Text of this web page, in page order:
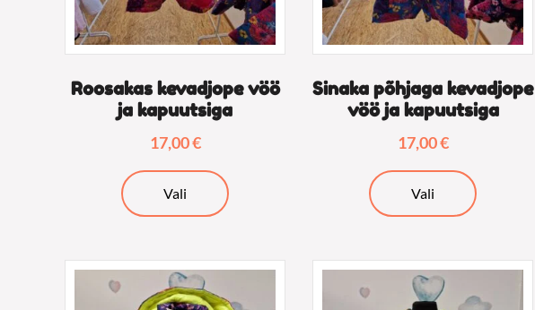
Roosakas kevadjope vöö
ja kapuutsiga
17,00€
Vali
tootel
varianti.
Valikuid
Sinaka põhjaga kevadjope
vöö ja kapuutsiga
17,00€
Vali
tootel
varianti.
Valikuid